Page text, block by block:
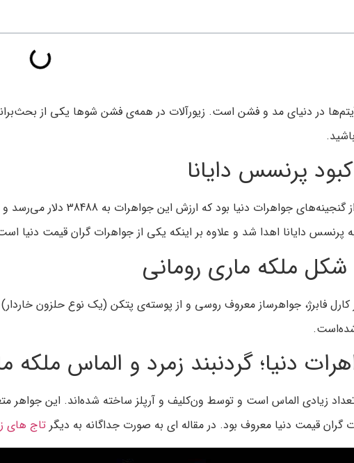
در دنیای مد و فشن است. زیورآلات در همه‌ی فشن شوها یکی از
پرنسس دایانا
پرنسس دایانا صاحب یکی
پرنسس دایانا اهدا شد و علاوه بر اینکه یکی از جواهرات گران قیمت دنیا
ملکه ماری رومانی
فابرژ، جواهرساز معروف روسی و از پوسته‌ی پتکن (یک نوع حلزون
دنیا؛ گردنبند زمرد و الماس ملکه
حاوی 50 زمرد و تعداد زیادی الماس است و توسط ون‌کلیف و آرپلز ساخته شده‌اند.
گران قیمت دنیا معروف بود. در مقاله ای به صورت جداگانه به دیگر تاج های